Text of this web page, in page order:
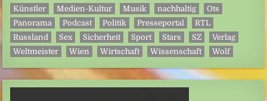
Künstler
Medien-Kultur Musik nachhaltig
Ots
Panorama
Podcast Politik Presseportal
RTL
Russland
Sex Sicherheit Sport Stars SZ
Verlag
Weltmeister
Wien Wirtschaft Wissenschaft Wolf